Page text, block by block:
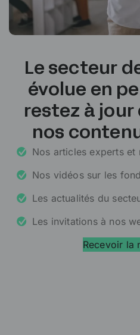
Le secteur
évolue en
restez à jour
nos
Nos articles experts et
Nos vidéos sur les
Les actualités du
Les invitations à nos
Recevoir la